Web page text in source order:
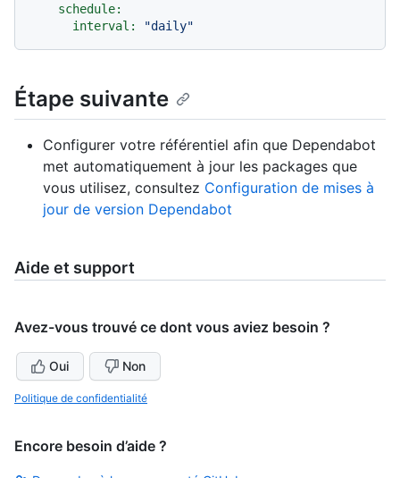
schedule:
interval:
"daily"
Étape suivante
Configurer votre référentiel afin que Dependabot
met automatiquement à jour les packages que
vous utilisez, consultez Configuration de mises à
jour de version Dependabot
Aide et support
Avez-vous trouvé ce dont vous aviez besoin ?
Oui Non
Politique de confidentialité
Encore besoin d’aide ?